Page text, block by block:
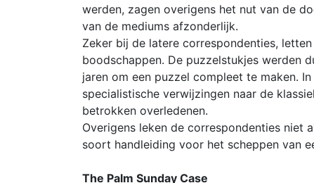
werden, zagen overigens het nut van de
van de mediums afzonderlijk.
Zeker bij de latere correspondenties,
boodschappen. De puzzelstukjes werden
jaren om een puzzel compleet te maken.
specialistische verwijzingen naar de
betrokken overledenen.
Overigens leken de correspondenties niet
soort handleiding voor het scheppen van
The Palm Sunday Case